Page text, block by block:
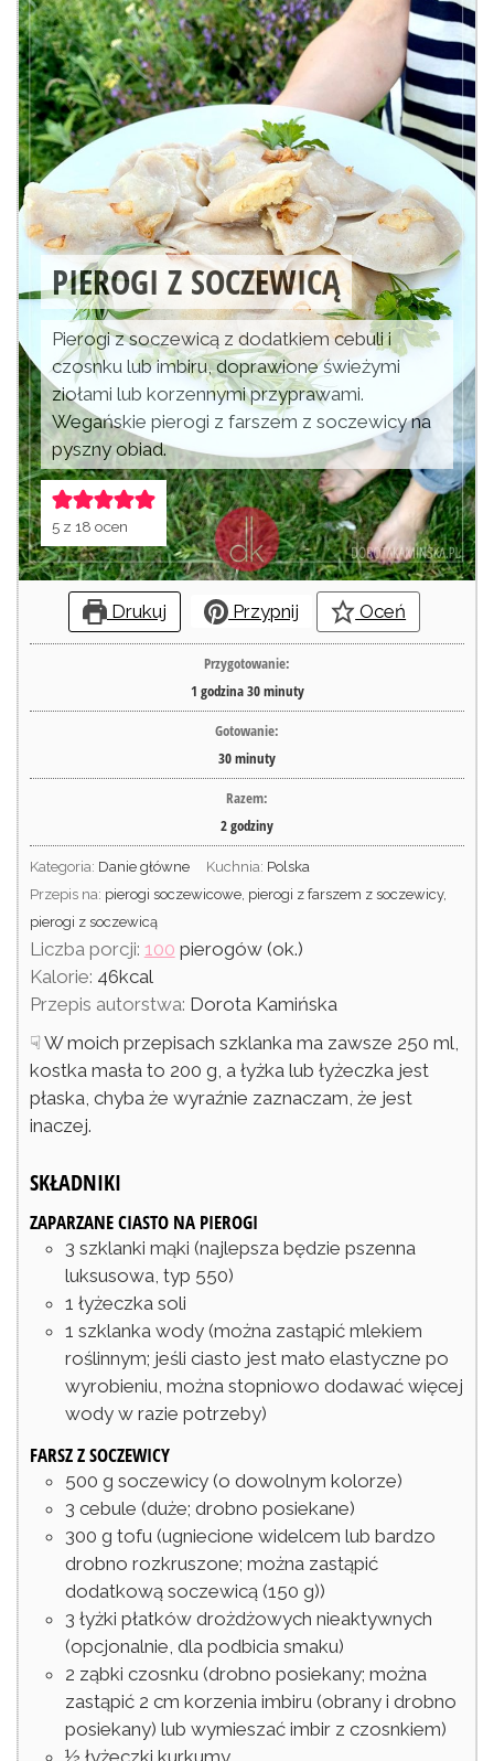
PIEROGI Z SOCZEWICĄ
Pierogi z soczewicą z dodatkiem cebuli i
czosnku lub imbiru, doprawione świeżymi
ziołami lub korzennymi przyprawami.
Wegańskie pierogi z farszem z soczewicy na
pyszny obiad.
5 z18 ocen
Drukuj Przypnij Oceń
Przygotowanie:
1 godzina30minuty
Gotowanie:
30minuty
Razem:
2godziny
Kategoria: Danie główne Kuchnia: Polska
Przepis na: pierogi soczewicowe, pierogi z farszem z soczewicy,
pierogi z soczewicą
Liczba porcji: 100 pierogów (ok.)
Kalorie: 46kcal
Przepis autorstwa: Dorota Kamińska
☟ W moich przepisach szklanka ma zawsze 250 ml,
kostka masła to 200 g, a łyżka lub łyżeczka jest
płaska, chyba że wyraźnie zaznaczam, że jest
inaczej.
SKŁADNIKI
ZAPARZANE CIASTO NA PIEROGI
3 szklanki mąki (najlepsza będzie pszenna
luksusowa, typ 550)
1 łyżeczka soli
1 szklanka wody (można zastąpić mlekiem
roślinnym; jeśli ciasto jest mało elastyczne po
wyrobieniu, można stopniowo dodawać więcej
wody w razie potrzeby)
FARSZ Z SOCZEWICY
500 g soczewicy (o dowolnym kolorze)
3 cebule (duże; drobno posiekane)
300 g tofu (ugniecione widelcem lub bardzo
drobno rozkruszone; można zastąpić
dodatkową soczewicą (150 g))
3 łyżki płatków drożdżowych nieaktywnych
(opcjonalnie, dla podbicia smaku)
2 ząbki czosnku (drobno posiekany; można
zastąpić 2 cm korzenia imbiru (obrany i drobno
posiekany) lub wymieszać imbir z czosnkiem)
½ łyżeczki kurkumy